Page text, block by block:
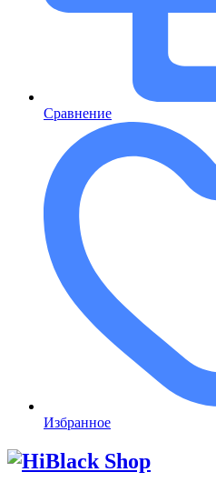
Сравнение
Избранное